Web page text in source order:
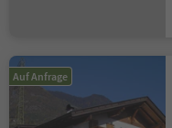
Auf Anfrage